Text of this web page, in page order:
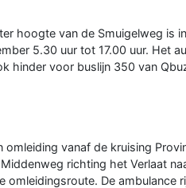
hoogte van de Smuigelweg is
5.30 uur tot 17.00 uur. Het
hinder voor buslijn 350 van
omleiding vanaf de kruising
richting het Verlaat
omleidingsroute. De ambulance